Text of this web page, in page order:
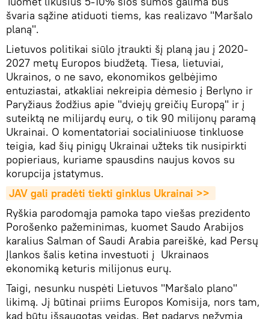
švaria sąžine atiduoti tiems, kas realizavo "Maršalo
planą".
Lietuvos politikai siūlo įtraukti šį planą jau į 2020-
2027 metų Europos biudžetą. Tiesa, lietuviai,
Ukrainos, o ne savo, ekonomikos gelbėjimo
entuziastai, atkakliai nekreipia dėmesio į Berlyno ir
Paryžiaus žodžius apie "dviejų greičių Europą" ir į
suteiktą ne milijardų eurų, o tik 90 milijonų paramą
Ukrainai. O komentatoriai socialiniuose tinkluose
teigia, kad šių pinigų Ukrainai užteks tik nusipirkti
popieriaus, kuriame spausdins naujus kovos su
korupcija įstatymus.
JAV gali pradėti tiekti ginklus Ukrainai >>
Ryškia parodomąja pamoka tapo viešas prezidento
Porošenko pažeminimas, kuomet Saudo Arabijos
karalius Salman of Saudi Arabia pareiškė, kad Persų
Įlankos šalis ketina investuoti į Ukrainaos
ekonomiką keturis milijonus eurų.
Taigi, nesunku nuspėti Lietuvos "Maršalo plano"
likimą. Jį būtinai priims Europos Komisija, nors tam,
kad būtų išsaugotas veidas. Bet padarys nežymią